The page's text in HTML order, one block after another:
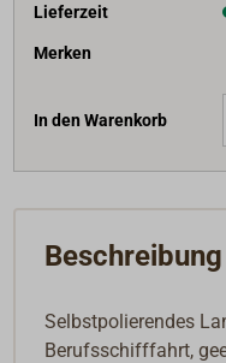
Lieferzeit
Merken
In den Warenkorb
Beschreibung
Selbstpolierendes
Berufsschifffahrt,